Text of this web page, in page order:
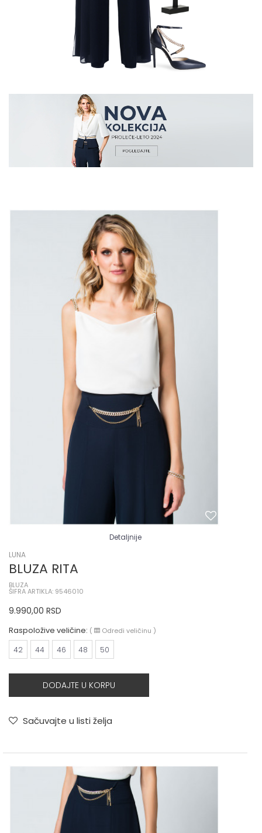
Detaljnije
LUNA
BLUZA RITA
BLUZA
ŠIFRA ARTIKLA: 9546010
9.990,00 RSD
Raspoložive veličine: ( Odredi veličinu )
42 44 46 48 50
DODAJTE U KORPU
Sačuvajte u listi želja